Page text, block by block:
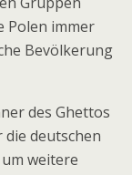
Polen immer
Bevölkerung
des Ghettos
deutschen
weitere